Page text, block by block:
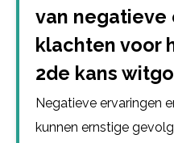
van negatieve
klachten voor
2de kans
Negatieve ervaringen
kunnen ernstige